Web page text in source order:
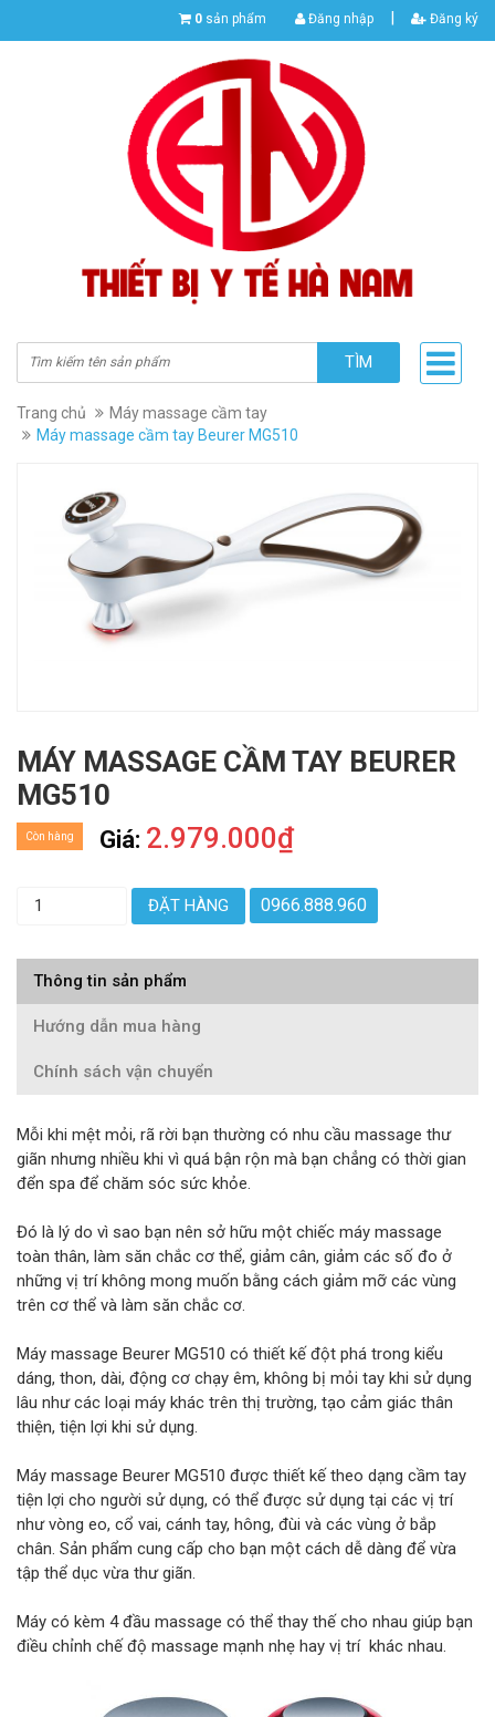
0 sản phẩm Đăng nhập | Đăng ký
TÌM
Trang chủ
Máy massage cầm tay
Máy massage cầm tay Beurer MG510
MÁY MASSAGE CẦM TAY BEURER
MG510
Giá: 2.979.000₫
Còn hàng
ĐẶT HÀNG 0966.888.960
Thông tin sản phẩm
Hướng dẫn mua hàng
Chính sách vận chuyển
Mỗi khi mệt mỏi, rã rời bạn thường có nhu cầu massage thư
giãn nhưng nhiều khi vì quá bận rộn mà bạn chẳng có thời gian
đển spa để chăm sóc sức khỏe.
Đó là lý do vì sao bạn nên sở hữu một chiếc máy massage
toàn thân, làm săn chắc cơ thể, giảm cân, giảm các số đo ở
những vị trí không mong muốn bằng cách giảm mỡ các vùng
trên cơ thể và làm săn chắc cơ.
Máy massage Beurer MG510 có thiết kế đột phá trong kiểu
dáng, thon, dài, động cơ chạy êm, không bị mỏi tay khi sử dụng
lâu như các loại máy khác trên thị trường, tạo cảm giác thân
thiện, tiện lợi khi sử dụng.
Máy massage Beurer MG510 được thiết kế theo dạng cầm tay
tiện lợi cho người sử dụng, có thể được sử dụng tại các vị trí
như vòng eo, cổ vai, cánh tay, hông, đùi và các vùng ở bắp
chân. Sản phẩm cung cấp cho bạn một cách dễ dàng để vừa
tập thể dục vừa thư giãn.
Máy có kèm 4 đầu massage có thể thay thế cho nhau giúp bạn
điều chỉnh chế độ massage mạnh nhẹ hay vị trí khác nhau.